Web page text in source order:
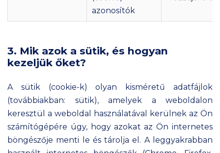
azonosítók
3. Mik azok a sütik, és hogyan
kezeljük őket?
A sütik (cookie-k) olyan kisméretű adatfájlok
(továbbiakban: sütik), amelyek a weboldalon
keresztül a weboldal használatával kerülnek az Ön
számítógépére úgy, hogy azokat az Ön internetes
böngészője menti le és tárolja el. A leggyakrabban